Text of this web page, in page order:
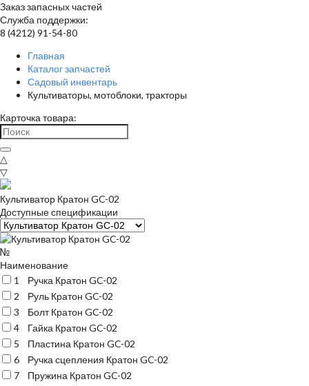
Заказ запасных частей
Служба поддержки:
8 (4212) 91-54-80
Главная
Каталог запчастей
Садовый инвентарь
Культиваторы, мотоблоки, тракторы
Карточка товара:
△
▽
Культиватор Кратон GC-02
Доступные спецификации
№
Наименование
1
Ручка Кратон GC-02
2
Руль Кратон GC-02
3
Болт Кратон GC-02
4
Гайка Кратон GC-02
5
Пластина Кратон GC-02
6
Ручка сцепления Кратон GC-02
7
Пружина Кратон GC-02